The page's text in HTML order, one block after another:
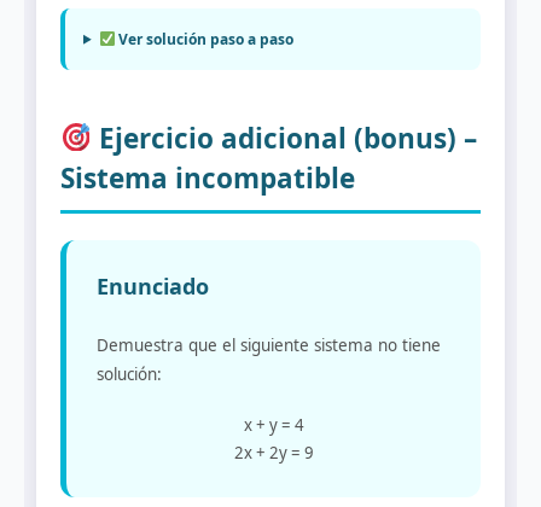
Ver solución paso a paso
Ejercicio adicional (bonus) –
Sistema incompatible
Enunciado
Demuestra que el siguiente sistema no tiene
solución:
x + y = 4
2x + 2y = 9